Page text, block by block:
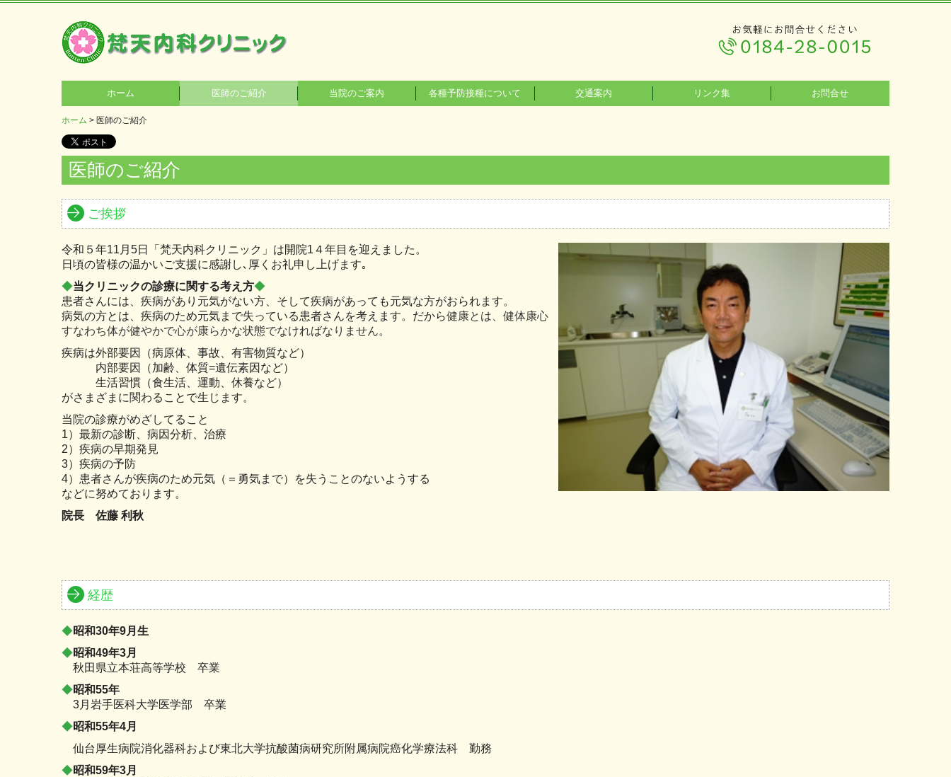
ホーム 医師のご紹介 当院のご案内 各種予防接種について 交通案内 リンク集 お問合せ
ホーム 医師のご紹介
医師のご紹介
ご挨拶
令和５年11月5日「梵天内科クリニック」は開院1４年目を迎えました。
日頃の皆様の温かいご支援に感謝し､厚くお礼申し上げます｡
◆当クリニックの診療に関する考え方◆
患者さんには、疾病があり元気がない方、そして疾病があっても元気な方がおられます。
病気の方とは、疾病のため元気まで失っている患者さんを考えます。だから健康とは、健体康心
すなわち体が健やかで心が康らかな状態でなければなりません。
疾病は外部要因（病原体、事故、有害物質など）
内部要因（加齢、体質=遺伝素因など）
生活習慣（食生活、運動、休養など）
がさまざまに関わることで生じます。
当院の診療がめざしてること
1）最新の診断、病因分析、治療
2）疾病の早期発見
3）疾病の予防
4）患者さんが疾病のため元気（＝勇気まで）を失うことのないようする
などに努めております。
院長 佐藤 利秋
経歴
◆昭和30年9月生
◆昭和49年3月
秋田県立本荘高等学校 卒業
◆昭和55年
3月岩手医科大学医学部 卒業
◆昭和55年4月
仙台厚生病院消化器科および東北大学抗酸菌病研究所附属病院癌化学療法科 勤務
◆昭和59年3月